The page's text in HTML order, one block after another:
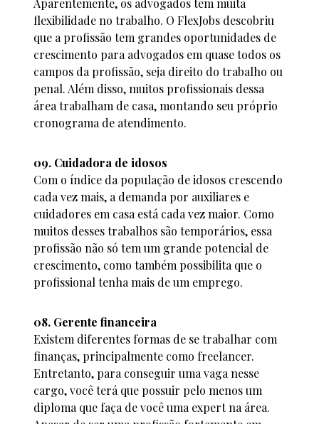
flexibilidade no trabalho. O FlexJobs descobriu
que a profissão tem grandes oportunidades de
crescimento para advogados em quase todos os
campos da profissão, seja direito do trabalho ou
penal. Além disso, muitos profissionais dessa
área trabalham de casa, montando seu próprio
cronograma de atendimento.
09. Cuidadora de idosos
Com o índice da população de idosos crescendo
cada vez mais, a demanda por auxiliares e
cuidadores em casa está cada vez maior. Como
muitos desses trabalhos são temporários, essa
profissão não só tem um grande potencial de
crescimento, como também possibilita que o
profissional tenha mais de um emprego.
08. Gerente financeira
Existem diferentes formas de se trabalhar com
finanças, principalmente como freelancer.
Entretanto, para conseguir uma vaga nesse
cargo, você terá que possuir pelo menos um
diploma que faça de você uma expert na área.